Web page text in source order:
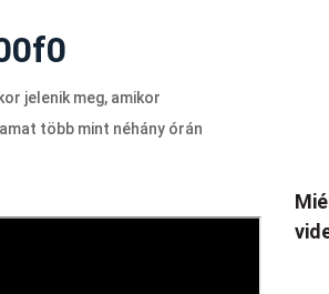
jelenik meg, amikor
több mint néhány órán